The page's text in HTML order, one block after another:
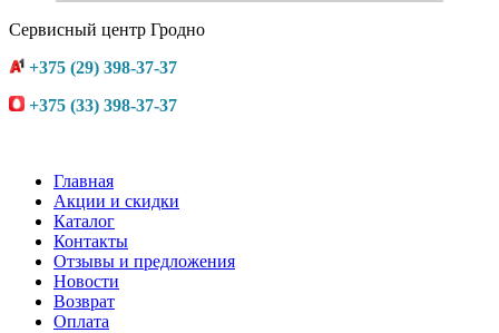
Сервисный центр Гродно
+375 (29) 398-37-37
+375 (33) 398-37-37
Главная
Акции и скидки
Каталог
Контакты
Отзывы и предложения
Новости
Возврат
Оплата